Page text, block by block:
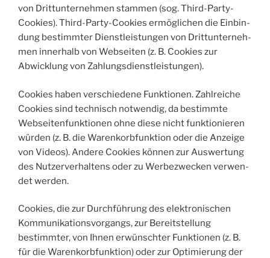
von Dritt­un­ter­neh­men stam­men (sog. Third-Par­ty-
Coo­kies). Third-Par­ty-Coo­kies ermög­li­chen die Ein­bin­
dung bestimm­ter Dienst­leis­tun­gen von Dritt­un­ter­neh­
men inner­halb von Web­sei­ten (z. B. Coo­kies zur
Abwick­lung von Zahlungsdienstleistungen).
Coo­kies haben ver­schie­de­ne Funk­tio­nen. Zahl­rei­che
Coo­kies sind tech­nisch not­wen­dig, da bestimm­te
Web­sei­ten­funk­tio­nen ohne die­se nicht funk­tio­nie­ren
wür­den (z. B. die Waren­korb­funk­ti­on oder die Anzei­ge
von Vide­os). Ande­re Coo­kies kön­nen zur Aus­wer­tung
des Nut­zer­ver­hal­tens oder zu Wer­be­zwe­cken ver­wen­
det werden.
Coo­kies, die zur Durch­füh­rung des elek­tro­ni­schen
Kom­mu­ni­ka­ti­ons­vor­gangs, zur Bereit­stel­lung
bestimm­ter, von Ihnen erwünsch­ter Funk­tio­nen (z. B.
für die Waren­korb­funk­ti­on) oder zur Opti­mie­rung der